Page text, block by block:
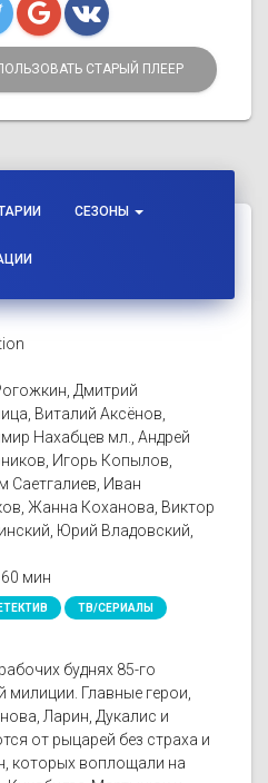
СТАРЫЙ ПЛЕЕР
СЕЗОНЫ
Дмитрий
Виталий Аксёнов,
Нахабцев мл., Андрей
Игорь Копылов,
Саетгалиев, Иван
Жанна Коханова, Виктор
Юрий Владовский,
60 мин
ТВ/СЕРИАЛЫ
буднях 85-го
милиции. Главные герои,
Ларин, Дукалис и
от рыцарей без страха и
которых воплощали на